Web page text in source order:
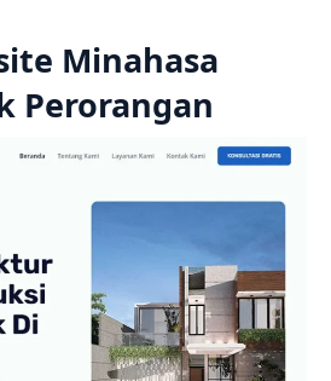
Minahasa
Perorangan